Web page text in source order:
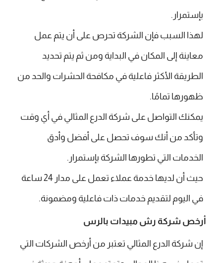
بإستمرار.
لهذا السبب فإن الشركة تحرص على أن يتم عمل
معاينة إلى المكان في البداية ومن ثم يتم تحديد
الطريقة الأكثر فاعلية في مكافحة الحشرات والحد من
ظهورها تمامًا.
يمكنك التواصل على شركة الدرع المثالي في أي وقت
وتأكد من أنك سوف تحصل على أفضل وأدق
الخدمات التي تطورها الشركة بإستمرار.
حيث أن لديها خدمة عملاء تعمل على مدار 24 ساعة
في اليوم لتقديم خدمات ذات فاعلية ومضمونة.
أرخص شركة رش مبيدات بالرس
إن شركة الدرع المثالي تعتبر من أرخص الشركات التي